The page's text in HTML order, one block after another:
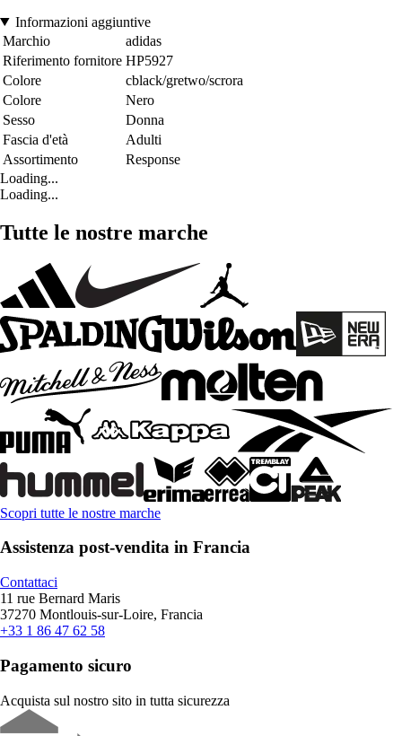
Informazioni aggiuntive
Marchio
adidas
Riferimento fornitore HP5927
Colore
cblack/gretwo/scrora
Colore
Nero
Sesso
Donna
Fascia d'età
Adulti
Assortimento
Response
Loading...
Loading...
Tutte le nostre marche
Scopri tutte le nostre marche
Assistenza post-vendita in Francia
Contattaci
11 rue Bernard Maris
37270 Montlouis-sur-Loire, Francia
+33 1 86 47 62 58
Pagamento sicuro
Acquista sul nostro sito in tutta sicurezza